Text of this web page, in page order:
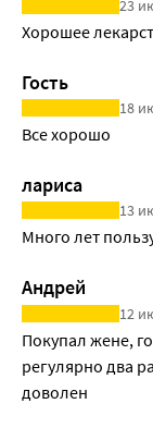
23
Хорошее
Гость
18
Все хорошо
лариса
13
Много лет
Андрей
12
Покупал жене,
регулярно два
доволен